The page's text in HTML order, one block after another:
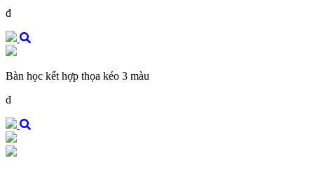
đ
Bàn học kết hợp thọa kéo 3 màu
đ